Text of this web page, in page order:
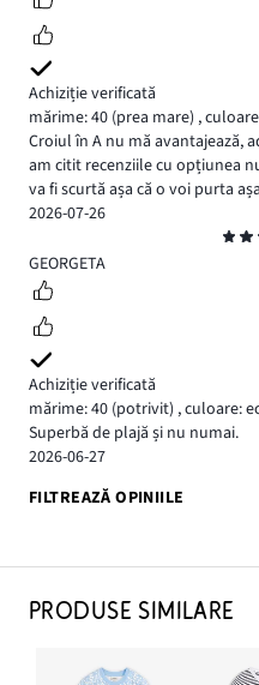
Achiziție verificată
mărime: 40 (prea mare) ,
Croiul în A nu mă avantajează,
am citit recenziile cu opțiunea
va fi scurtă așa că o voi purta
2026-07-26
5
GEORGETA
Achiziție verificată
mărime: 40 (potrivit) ,culoare:
Superbă de plajă și nu numai.
2026-06-27
FILTREAZĂ OPINIILE
PRODUSE SIMILARE